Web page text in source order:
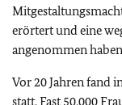
erörtert und eine
angenommen
Vor 20 Jahren fand
statt. Fast 50.000